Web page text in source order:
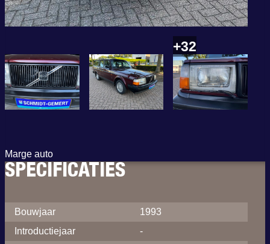
+32
Marge auto
SPECIFICATIES
Bouwjaar
1993
Introductiejaar
-